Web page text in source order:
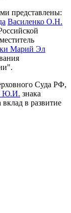
представлены:
Василенко О.Н.
Марий Эл
Суда РФ,
Ю.И. знака
в развитие